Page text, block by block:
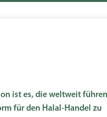
ist es, die weltweit
für den Halal-Handel zu